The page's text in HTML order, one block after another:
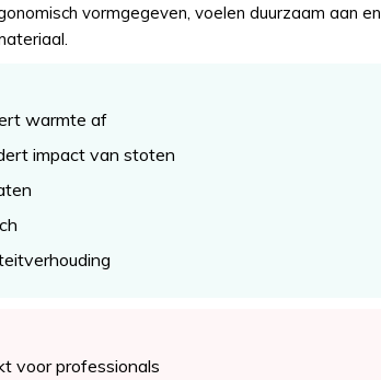
vormgegeven, voelen duurzaam aan en
warmte af
impact van stoten
voor professionals